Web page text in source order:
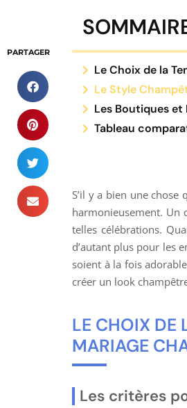
PARTAGER
Le Choix de la
Le Style
Les Boutiques
Tableau
S’il y a bien une
harmonieusement. Un
telles célébrations.
d’autant plus pour les
soient à la fois
créer un look
LE CHOIX DE
MARIAGE
Les critères